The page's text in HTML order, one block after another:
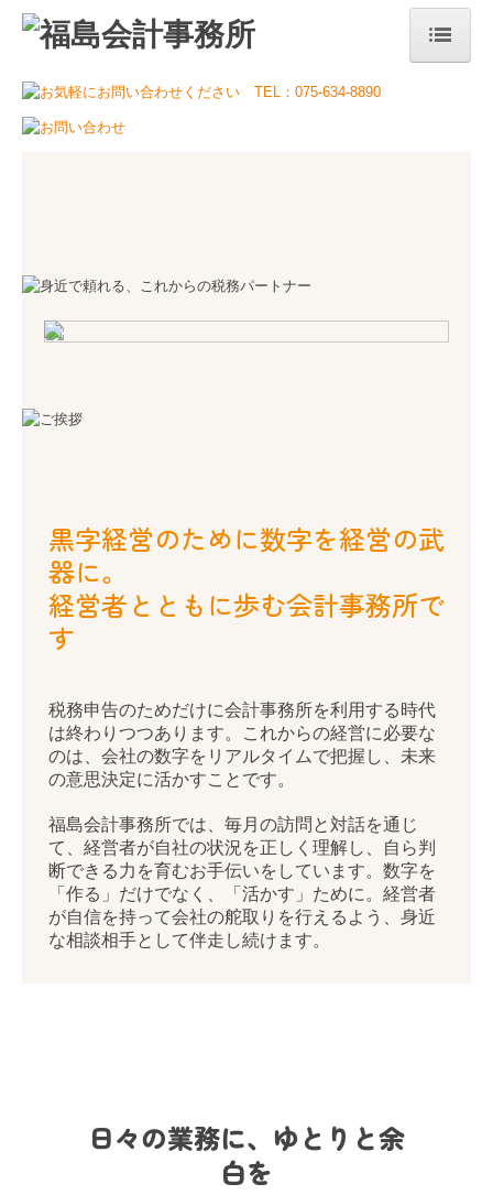
ホーム
当事務所のコンセプト
事務所概要・アクセス
事務所の特長
税務・会計
企業防衛
節税対策
相続
セカンドオピニオン
ご相談内容
ご契約のながれ
よくあるご質問
黒字経営のために数字を経営の武
器に。
経営者とともに歩む会計事務所で
す
税務申告のためだけに会計事務所を利用する時代
は終わりつつあります。これからの経営に必要な
のは、会社の数字をリアルタイムで把握し、未来
の意思決定に活かすことです。
福島会計事務所では、毎月の訪問と対話を通じ
て、経営者が自社の状況を正しく理解し、自ら判
断できる力を育むお手伝いをしています。数字を
「作る」だけでなく、「活かす」ために。経営者
が自信を持って会社の舵取りを行えるよう、身近
な相談相手として伴走し続けます。
日々の業務に、ゆとりと余
白を